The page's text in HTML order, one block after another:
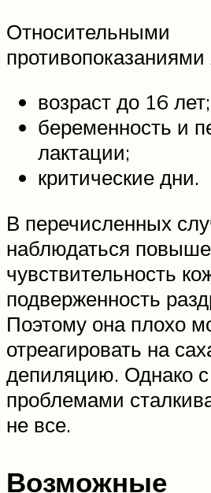
Относительными
возраст до 16 лет;
беременность и
лактации;
критические дни.
В перечисленных
наблюдаться
чувствительность
подверженность
Поэтому она плохо
отреагировать на
депиляцию. Однако
проблемами
не все.
Возможные